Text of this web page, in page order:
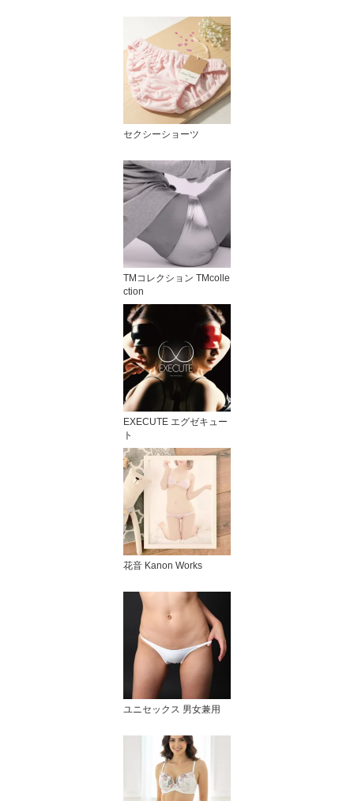
セクシーショーツ
TMコレクション TMcolle
ction
EXECUTE エグゼキュー
ト
花音 Kanon Works
ユニセックス 男女兼用